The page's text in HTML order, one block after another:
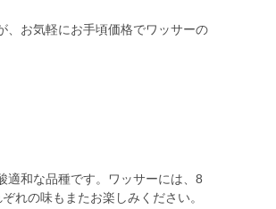
、お気軽にお手頃価格でワッサーの
適和な品種です。ワッサーには、8
れの味もまたお楽しみください。